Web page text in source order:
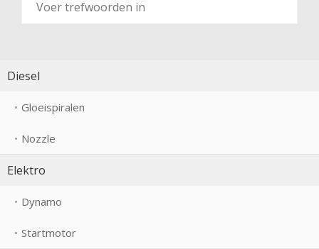
Diesel
Gloeispiralen
Nozzle
Elektro
Dynamo
Startmotor